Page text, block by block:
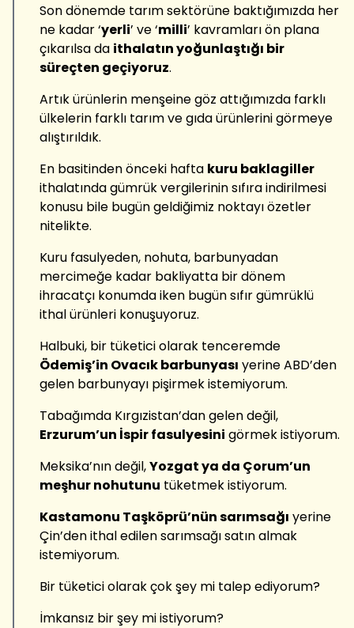
Son dönemde tarım sektörüne baktığımızda her
ne kadar ‘yerli’ ve ‘milli’ kavramları ön plana
çıkarılsa da ithalatın yoğunlaştığı bir
süreçten geçiyoruz.
Artık ürünlerin menşeine göz attığımızda farklı
ülkelerin farklı tarım ve gıda ürünlerini görmeye
alıştırıldık.
En basitinden önceki hafta kuru baklagiller
ithalatında gümrük vergilerinin sıfıra indirilmesi
konusu bile bugün geldiğimiz noktayı özetler
nitelikte.
Kuru fasulyeden, nohuta, barbunyadan
mercimeğe kadar bakliyatta bir dönem
ihracatçı konumda iken bugün sıfır gümrüklü
ithal ürünleri konuşuyoruz.
Halbuki, bir tüketici olarak tenceremde
Ödemiş’in Ovacık barbunyası yerine ABD’den
gelen barbunyayı pişirmek istemiyorum.
Tabağımda Kırgızistan’dan gelen değil,
Erzurum’un İspir fasulyesini görmek istiyorum.
Meksika’nın değil,Yozgat ya da Çorum’un
meşhur nohutunu tüketmek istiyorum.
Kastamonu Taşköprü’nün sarımsağı yerine
Çin’den ithal edilen sarımsağı satın almak
istemiyorum.
Bir tüketici olarak çok şey mi talep ediyorum?
İmkansız bir şey mi istiyorum?